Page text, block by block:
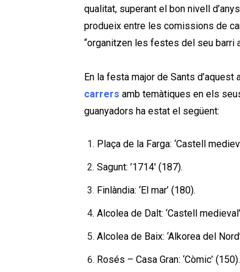
qualitat, superant el bon nivell
produeix entre les comissions de
“organitzen les festes del seu barri
En la festa major de Sants
carrers amb temàtiques en els
guanyadors ha estat el següent:
Plaça de la Farga: ‘Castell
Sagunt: ’1714′ (187).
Finlàndia: ‘El mar’ (180).
Alcolea de Dalt: ‘Castell
Alcolea de Baix: ‘Alkorea del
Rosés – Casa Gran: ‘Còmic’ (150).